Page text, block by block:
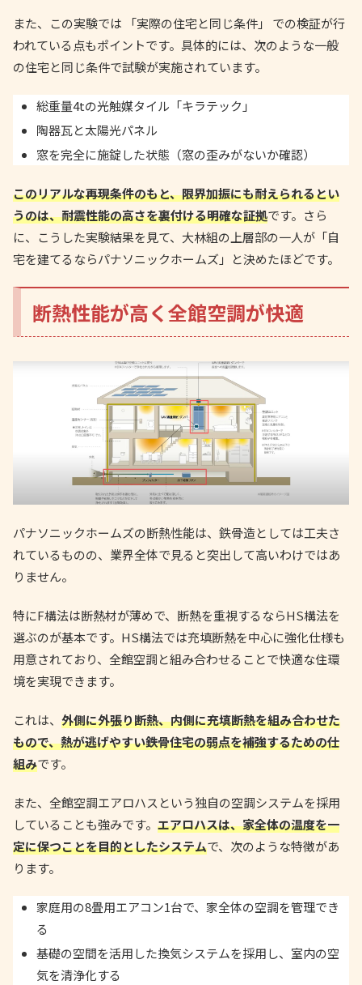
また、この実験では 「実際の住宅と同じ条件」 での検証が行
われている点もポイントです。具体的には、次のような一般
の住宅と同じ条件で試験が実施されています。
総重量4tの光触媒タイル「キラテック」
陶器瓦と太陽光パネル
窓を完全に施錠した状態（窓の歪みがないか確認）
このリアルな再現条件のもと、限界加振にも耐えられるとい
うのは、耐震性能の高さを裏付ける明確な証拠です。さら
に、こうした実験結果を見て、大林組の上層部の一人が「自
宅を建てるならパナソニックホームズ」と決めたほどです。
断熱性能が高く全館空調が快適
パナソニックホームズの断熱性能は、鉄骨造としては工夫さ
れているものの、業界全体で見ると突出して高いわけではあ
りません。
特にF構法は断熱材が薄めで、断熱を重視するならHS構法を
選ぶのが基本です。HS構法では充填断熱を中心に強化仕様も
用意されており、全館空調と組み合わせることで快適な住環
境を実現できます。
これは、 外側に外張り断熱、内側に充填断熱を組み合わせた
もので、熱が逃げやすい鉄骨住宅の弱点を補強するための仕
組みです。
また、全館空調エアロハスという独自の空調システムを採用
していることも強みです。 エアロハスは、家全体の温度を一
定に保つことを目的としたシステムで、次のような特徴があ
ります。
家庭用の8畳用エアコン1台で、家全体の空調を管理でき
る
基礎の空間を活用した換気システムを採用し、室内の空
気を清浄化する